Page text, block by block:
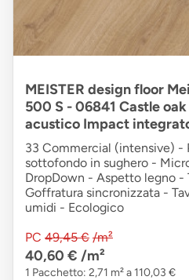
MEISTER design floor
500 S - 06841 Castle
acustico Impact
33 Commercial (intensive) -
sottofondo in sughero -
DropDown - Aspetto legno -
Goffratura sincronizzata -
umidi - Ecologico
PC 49,45 € /m²
40,60 € /m²
1 Pacchetto: 2,71 m² a 110,03 €